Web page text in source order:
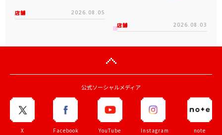
店舗 2026.08.05
店舗 2026.08.03
公式ソーシャルメディア
X Facebook YouTube Instagram note